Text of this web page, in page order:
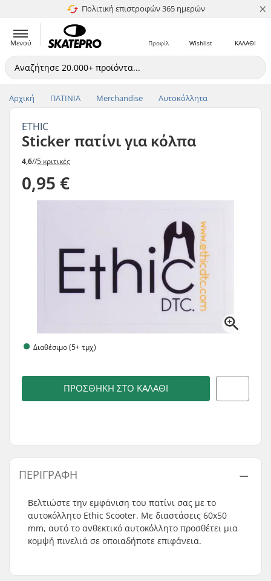
Πολιτική επιστροφών 365 ημερών
4.8 στα 5 ×
Μενού ΚΑΛΑΘΙ
Wishlist
Προφίλ
Αρχική ΠΑΤΙΝΙΑ Merchandise Αυτοκόλλητα
ETHIC
Sticker πατίνι για κόλπα
4,6//5 κριτικές
0,95 €
Διαθέσιμο (5+ τμχ)
ΠΡΟΣΘΉΚΗ ΣΤΟ ΚΑΛΆΘΙ
ΠΕΡΙΓΡΑΦΉ
Βελτιώστε την εμφάνιση του πατίνι σας με το
αυτοκόλλητο Ethic Scooter. Με διαστάσεις 60x50
mm, αυτό το ανθεκτικό αυτοκόλλητο προσθέτει μια
κομψή πινελιά σε οποιαδήποτε επιφάνεια.